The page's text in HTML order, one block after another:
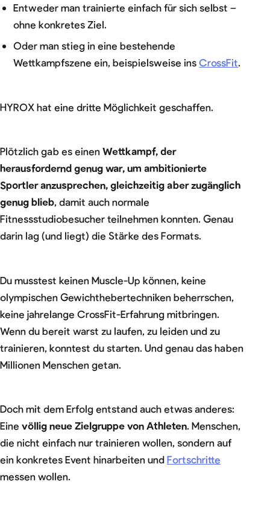
Entweder man trainierte einfach für sich selbst –
ohne konkretes Ziel.
Oder man stieg in eine bestehende
Wettkampfszene ein, beispielsweise insCrossFit.
HYROX hat eine dritte Möglichkeit geschaffen.
Plötzlich gab es einen Wettkampf, der
herausfordernd genug war, um ambitionierte
Sportler anzusprechen, gleichzeitig aber zugänglich
genug blieb, damit auch normale
Fitnessstudiobesucher teilnehmen konnten. Genau
darin lag (und liegt) die Stärke des Formats.
Du musstest keinen Muscle-Up können, keine
olympischen Gewichthebertechniken beherrschen,
keine jahrelange CrossFit-Erfahrung mitbringen.
Wenn du bereit warst zu laufen, zu leiden und zu
trainieren, konntest du starten. Und genau das haben
Millionen Menschen getan.
Doch mit dem Erfolg entstand auch etwas anderes:
Eine völlig neue Zielgruppe von Athleten. Menschen,
die nicht einfach nur trainieren wollen, sondern auf
ein konkretes Event hinarbeiten und Fortschritte
messen wollen.